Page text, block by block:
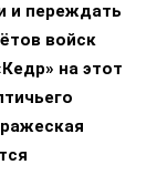
и переждать
войск
на этот